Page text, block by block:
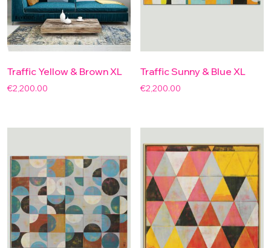
Traffic Yellow & Brown XL
€2,200.00
Traffic Sunny & Blue XL
€2,200.00